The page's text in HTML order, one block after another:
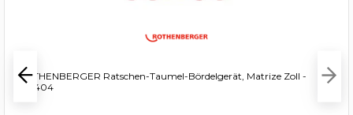
ROTHENBERGER Ratschen-Taumel-Bördelgerät, Matrize Zoll -
222404